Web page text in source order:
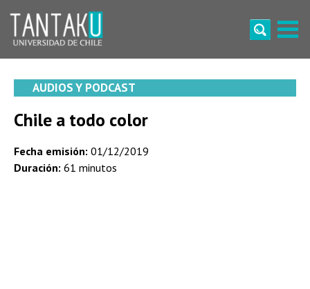
content
AUDIOS Y PODCAST
Chile a todo color
Fecha emisión: 01/12/2019
Duración: 61 minutos